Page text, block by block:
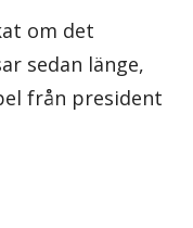
om det
sedan länge,
från president